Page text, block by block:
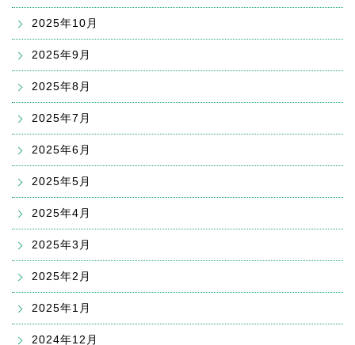
2025年10月
2025年9月
2025年8月
2025年7月
2025年6月
2025年5月
2025年4月
2025年3月
2025年2月
2025年1月
2024年12月